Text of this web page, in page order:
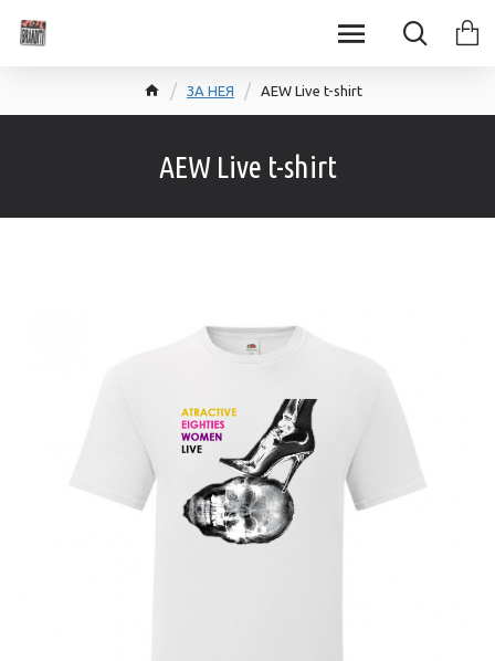
ЗА НЕЯ AEW Live t-shirt
AEW Live t-shirt